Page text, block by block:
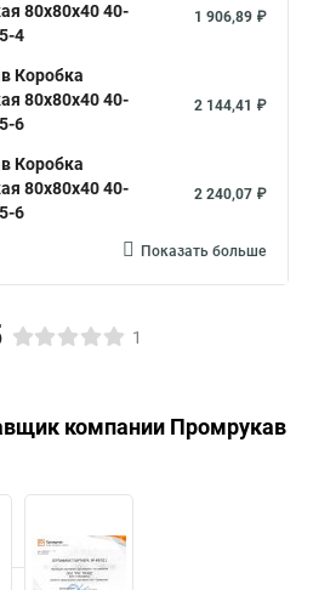
80х80х40 40-
4
1 906,89 ₽
Коробка
80х80х40 40-
6
2 144,41 ₽
Коробка
80х80х40 40-
6
2 240,07 ₽
Показать больше
1
компании Промрукав